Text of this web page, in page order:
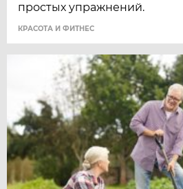
простых упражнений.
КРАСОТА И ФИТНЕС